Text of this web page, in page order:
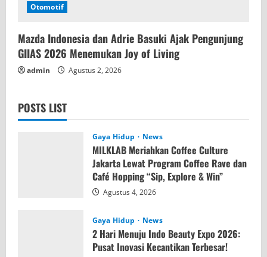
Otomotif
Mazda Indonesia dan Adrie Basuki Ajak Pengunjung
GIIAS 2026 Menemukan Joy of Living
admin Agustus 2, 2026
POSTS LIST
Gaya Hidup News
MILKLAB Meriahkan Coffee Culture
Jakarta Lewat Program Coffee Rave dan
Café Hopping “Sip, Explore & Win”
Agustus 4, 2026
Gaya Hidup News
2 Hari Menuju Indo Beauty Expo 2026:
Pusat Inovasi Kecantikan Terbesar!